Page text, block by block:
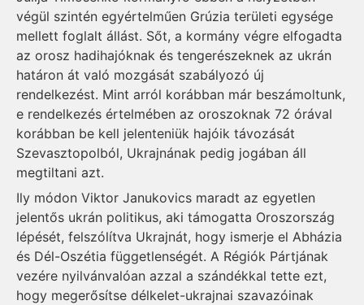
végül szintén egyértelműen Grúzia területi egysége
mellett foglalt állást. Sőt, a kormány végre elfogadta
az orosz hadihajóknak és tengerészeknek az ukrán
határon át való mozgását szabályozó új
rendelkezést. Mint arról korábban már beszámoltunk,
e rendelkezés értelmében az oroszoknak 72 órával
korábban be kell jelenteniük hajóik távozását
Szevasztopolból, Ukrajnának pedig jogában áll
megtiltani azt.
Ily módon Viktor Janukovics maradt az egyetlen
jelentős ukrán politikus, aki támogatta Oroszország
lépését, felszólítva Ukrajnát, hogy ismerje el Abházia
és Dél-Oszétia függetlenségét. A Régiók Pártjának
vezére nyilvánvalóan azzal a szándékkal tette ezt,
hogy megerősítse délkelet-ukrajnai szavazóinak